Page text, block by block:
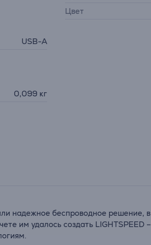
USB-A
0,099 кг
Цвет
надежное беспроводное решение,
им удалось создать LIGHTSPEED